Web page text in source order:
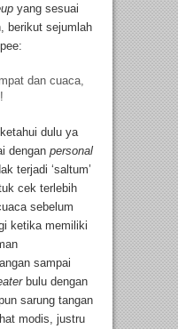
yang sesuai
berikut sejumlah
dan cuaca,
dulu ya
dengan personal
terjadi ‘saltum’
cek terlebih
sebelum
ketika memiliki
sampai
bulu dengan
sarung tangan
modis, justru